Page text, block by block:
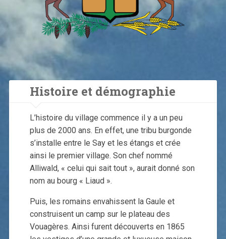
Histoire et démographie
L’histoire du village commence il y a un peu
plus de 2000 ans. En effet, une tribu burgonde
s’installe entre le Say et les étangs et crée
ainsi le premier village. Son chef nommé
Alliwald, « celui qui sait tout », aurait donné son
nom au bourg « Liaud ».
Puis, les romains envahissent la Gaule et
construisent un camp sur le plateau des
Vouagères. Ainsi furent découverts en 1865